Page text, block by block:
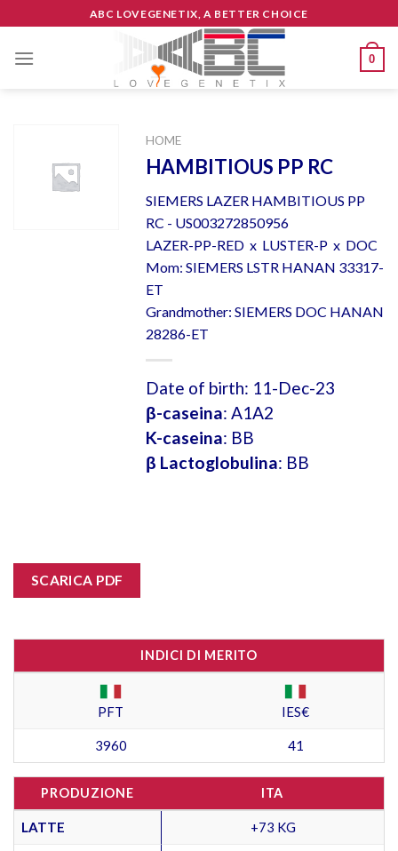
to
content
ABC LOVEGENETIX, A BETTER CHOICE
0
HOME
HAMBITIOUS PP RC
SIEMERS LAZER HAMBITIOUS PP
RC - US003272850956
LAZER-PP-RED x LUSTER-P x DOC
Mom: SIEMERS LSTR HANAN 33317-
ET
Grandmother: SIEMERS DOC HANAN
28286-ET
Date of birth: 11-Dec-23
β-caseina: A1A2
K-caseina: BB
β Lactoglobulina: BB
SCARICA PDF
INDICI DI MERITO
PFT IES€
3960 41
PRODUZIONE ITA
LATTE +73 KG